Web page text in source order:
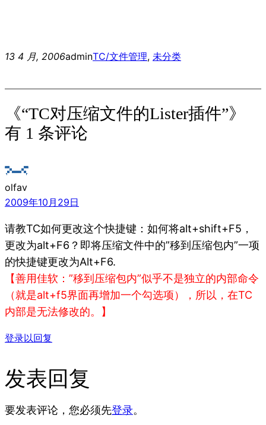
13 4 月, 2006adminTC/文件管理, 未分类
《“TC对压缩文件的Lister插件”》
有 1 条评论
olfav
2009年10月29日
请教TC如何更改这个快捷键：如何将alt+shift+F5，
更改为alt+F6？即将压缩文件中的”移到压缩包内”一项
的快捷键更改为Alt+F6.
【善用佳软：”移到压缩包内”似乎不是独立的内部命令
（就是alt+f5界面再增加一个勾选项），所以，在TC
内部是无法修改的。】
登录以回复
发表回复
要发表评论，您必须先登录。